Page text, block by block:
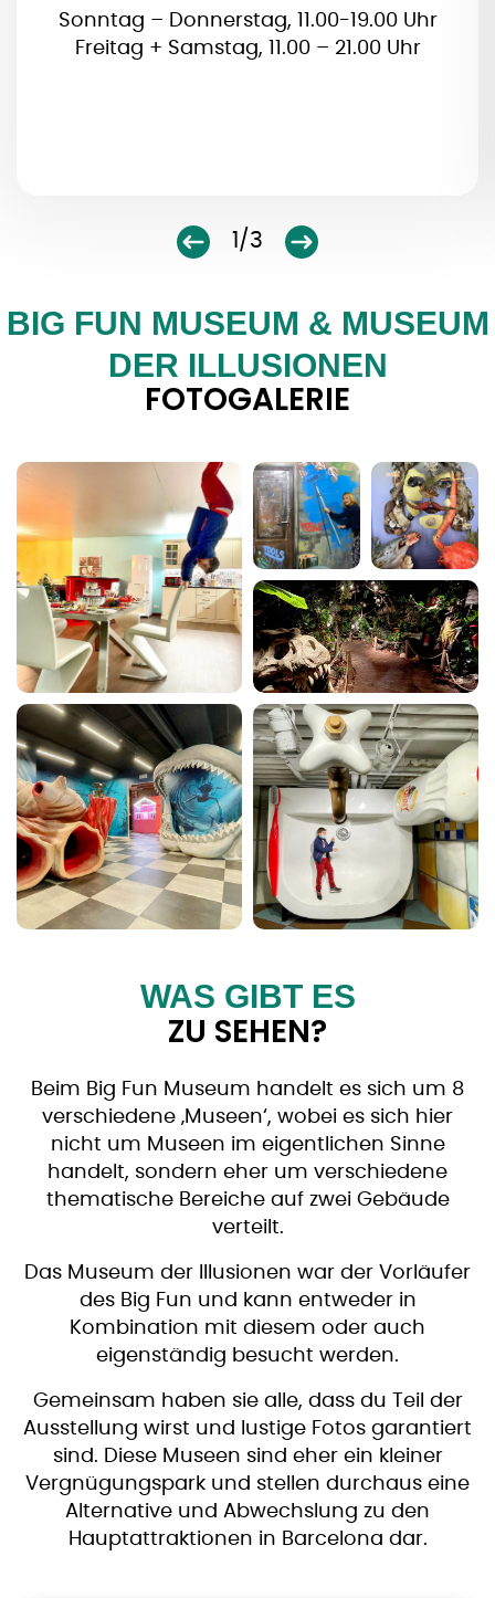
Sonntag – Donnerstag, 11.00-19.00 Uhr
Freitag + Samstag, 11.00 – 21.00 Uhr
1/3
BIG FUN MUSEUM & MUSEUM
DER ILLUSIONEN
FOTOGALERIE
WAS GIBT ES
ZU SEHEN?
Beim Big Fun Museum handelt es sich um 8
verschiedene ‚Museen‘, wobei es sich hier
nicht um Museen im eigentlichen Sinne
handelt, sondern eher um verschiedene
thematische Bereiche auf zwei Gebäude
verteilt.
Das Museum der Illusionen war der Vorläufer
des Big Fun und kann entweder in
Kombination mit diesem oder auch
eigenständig besucht werden.
Gemeinsam haben sie alle, dass du Teil der
Ausstellung wirst und lustige Fotos garantiert
sind. Diese Museen sind eher ein kleiner
Vergnügungspark und stellen durchaus eine
Alternative und Abwechslung zu den
Hauptattraktionen in Barcelona dar.